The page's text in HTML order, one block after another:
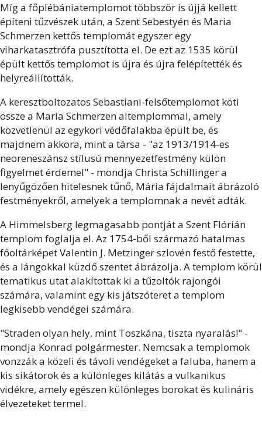
Míg a főplébániatemplomot többször is újjá kellett
építeni tűzvészek után, a Szent Sebestyén és Maria
Schmerzen kettős templomát egyszer egy
viharkatasztrófa pusztította el. De ezt az 1535 körül
épült kettős templomot is újra és újra felépítették és
helyreállították.
A keresztboltozatos Sebastiani-felsőtemplomot köti
össze a Maria Schmerzen altemplommal, amely
közvetlenül az egykori védőfalakba épült be, és
majdnem akkora, mint a társa - "az 1913/1914-es
neoreneszánsz stílusú mennyezetfestmény külön
figyelmet érdemel" - mondja Christa Schillinger a
lenyűgözően hitelesnek tűnő, Mária fájdalmait ábrázoló
festményekről, amelyek a templomnak a nevét adták.
A Himmelsberg legmagasabb pontját a Szent Flórián
templom foglalja el. Az 1754-ből származó hatalmas
főoltárképet Valentin J. Metzinger szlovén festő festette,
és a lángokkal küzdő szentet ábrázolja. A templom körül
tematikus utat alakítottak ki a tűzoltók rajongói
számára, valamint egy kis játszóteret a templom
legkisebb vendégei számára.
"Straden olyan hely, mint Toszkána, tiszta nyaralás!" -
mondja Konrad polgármester. Nemcsak a templomok
vonzzák a közeli és távoli vendégeket a faluba, hanem a
kis sikátorok és a különleges kilátás a vulkanikus
vidékre, amely egészen különleges borokat és kulináris
élvezeteket termel.